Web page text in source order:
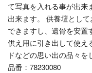
て写真を入れる事が出来
出来ます。 供養壇とし
できますし、遺骨を安置
供え用に引き出して使え
ドなどの思い出の品々を
品番：78230080